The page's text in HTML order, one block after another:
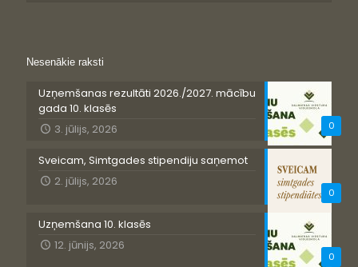
Nesenākie raksti
0
Uzņemšanas rezultāti 2026./2027. mācību
gada 10. klasēs
3. jūlijs, 2026
0
Sveicam, Simtgades stipendiju saņemot
2. jūlijs, 2026
0
Uzņemšana 10. klasēs
12. jūnijs, 2026